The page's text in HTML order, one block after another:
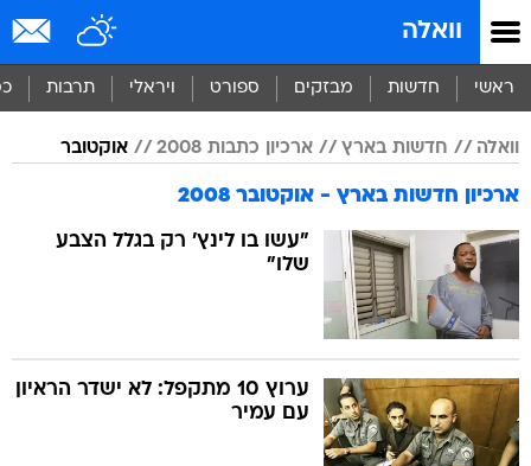
וואלה
ראשי חדשות מבזקים ספורט ויראלי תרבות
וואלה חדשות בארץ ארכיון כתבות 2008 אוקטובר
ארכיון חדשות בארץ - אוקטובר 2008
"עשו בו לינץ' רק בגלל הצבע
שלו"
ערוץ 10 מתקפל: לא ישדר הראיון
עם עמיר